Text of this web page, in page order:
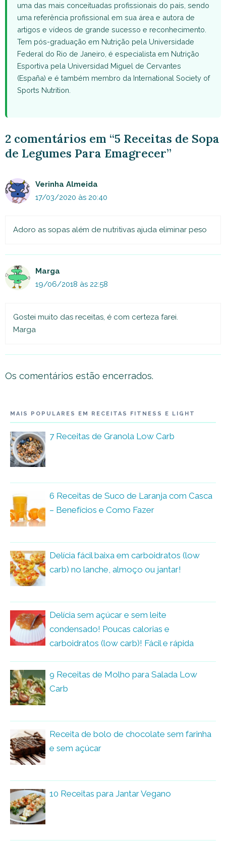
uma das mais conceituadas profissionais do país, sendo
uma referência profissional em sua área e autora de
artigos e vídeos de grande sucesso e reconhecimento.
Tem pós-graduação em Nutrição pela Universidade
Federal do Rio de Janeiro, é especialista em Nutrição
Esportiva pela Universidad Miguel de Cervantes
(España) e é também membro da International Society of
Sports Nutrition.
2 comentários em “5 Receitas de Sopa
de Legumes Para Emagrecer”
Verinha Almeida
17/03/2020 às 20:40
Adoro as sopas além de nutritivas ajuda eliminar peso
Marga
19/06/2018 às 22:58
Gostei muito das receitas, é com certeza farei.
Marga
Os comentários estão encerrados.
MAIS POPULARES EM RECEITAS FITNESS E LIGHT
7 Receitas de Granola Low Carb
6 Receitas de Suco de Laranja com Casca
– Benefícios e Como Fazer
Delícia fácil baixa em carboidratos (low
carb) no lanche, almoço ou jantar!
Delícia sem açúcar e sem leite
condensado! Poucas calorias e
carboidratos (low carb)! Fácil e rápida
9 Receitas de Molho para Salada Low
Carb
Receita de bolo de chocolate sem farinha
e sem açúcar
10 Receitas para Jantar Vegano